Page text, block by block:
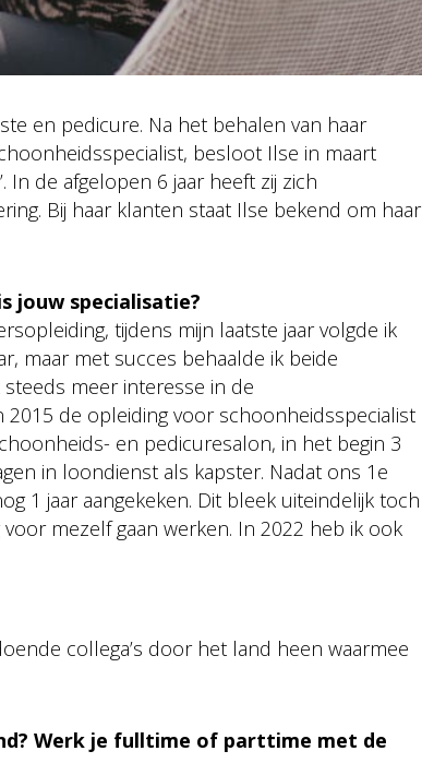
en pedicure. Na het behalen van haar
besloot Ilse in maart
In de afgelopen 6 jaar heeft zij zich
Bij haar klanten staat Ilse bekend om haar
jouw specialisatie?
tijdens mijn laatste jaar volgde ik
maar met succes behaalde ik beide
steeds meer interesse in de
de opleiding voor schoonheidsspecialist
en pedicuresalon, in het begin 3
in loondienst als kapster. Nadat ons 1e
1 jaar aangekeken. Dit bleek uiteindelijk toch
mezelf gaan werken. In 2022 heb ik ook
collega’s door het land heen waarmee
Werk je fulltime of parttime met de